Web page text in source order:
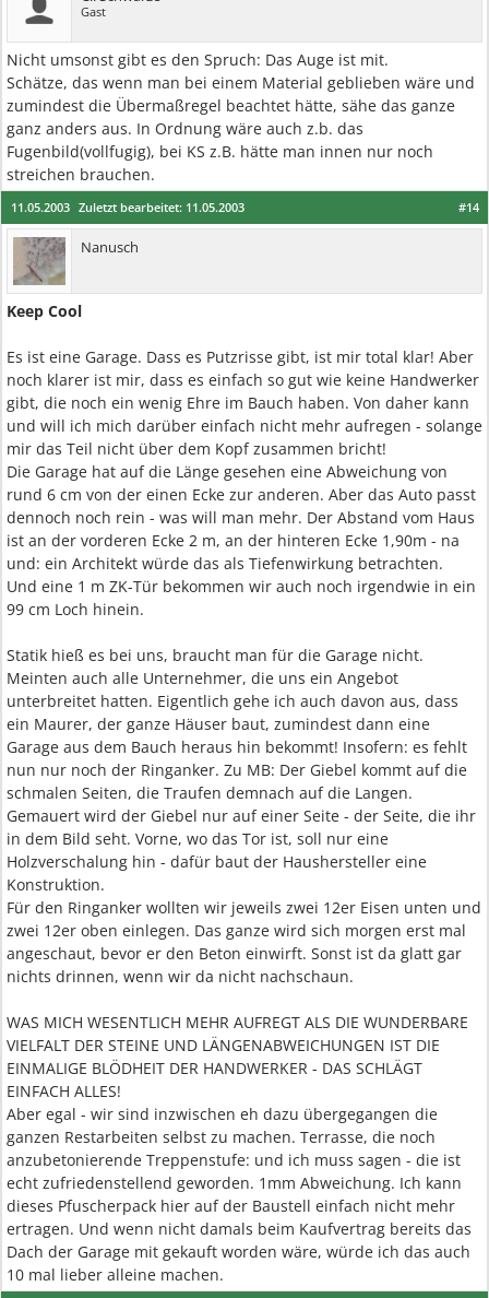
Gast
Nicht umsonst gibt es den Spruch: Das Auge ist mit.
Schätze, das wenn man bei einem Material geblieben wäre und
zumindest die Übermaßregel beachtet hätte, sähe das ganze
ganz anders aus. In Ordnung wäre auch z.b. das
Fugenbild(vollfugig), bei KS z.B. hätte man innen nur noch
streichen brauchen.
#14
11.05.2003 Zuletzt bearbeitet: 11.05.2003
Nanusch
Keep Cool
Es ist eine Garage. Dass es Putzrisse gibt, ist mir total klar! Aber
noch klarer ist mir, dass es einfach so gut wie keine Handwerker
gibt, die noch ein wenig Ehre im Bauch haben. Von daher kann
und will ich mich darüber einfach nicht mehr aufregen - solange
mir das Teil nicht über dem Kopf zusammen bricht!
Die Garage hat auf die Länge gesehen eine Abweichung von
rund 6 cm von der einen Ecke zur anderen. Aber das Auto passt
dennoch noch rein - was will man mehr. Der Abstand vom Haus
ist an der vorderen Ecke 2 m, an der hinteren Ecke 1,90m - na
und: ein Architekt würde das als Tiefenwirkung betrachten.
Und eine 1 m ZK-Tür bekommen wir auch noch irgendwie in ein
99 cm Loch hinein.
Statik hieß es bei uns, braucht man für die Garage nicht.
Meinten auch alle Unternehmer, die uns ein Angebot
unterbreitet hatten. Eigentlich gehe ich auch davon aus, dass
ein Maurer, der ganze Häuser baut, zumindest dann eine
Garage aus dem Bauch heraus hin bekommt! Insofern: es fehlt
nun nur noch der Ringanker. Zu MB: Der Giebel kommt auf die
schmalen Seiten, die Traufen demnach auf die Langen.
Gemauert wird der Giebel nur auf einer Seite - der Seite, die ihr
in dem Bild seht. Vorne, wo das Tor ist, soll nur eine
Holzverschalung hin - dafür baut der Haushersteller eine
Konstruktion.
Für den Ringanker wollten wir jeweils zwei 12er Eisen unten und
zwei 12er oben einlegen. Das ganze wird sich morgen erst mal
angeschaut, bevor er den Beton einwirft. Sonst ist da glatt gar
nichts drinnen, wenn wir da nicht nachschaun.
WAS MICH WESENTLICH MEHR AUFREGT ALS DIE WUNDERBARE
VIELFALT DER STEINE UND LÄNGENABWEICHUNGEN IST DIE
EINMALIGE BLÖDHEIT DER HANDWERKER - DAS SCHLÄGT
EINFACH ALLES!
Aber egal - wir sind inzwischen eh dazu übergegangen die
ganzen Restarbeiten selbst zu machen. Terrasse, die noch
anzubetonierende Treppenstufe: und ich muss sagen - die ist
echt zufriedenstellend geworden. 1mm Abweichung. Ich kann
dieses Pfuscherpack hier auf der Baustell einfach nicht mehr
ertragen. Und wenn nicht damals beim Kaufvertrag bereits das
Dach der Garage mit gekauft worden wäre, würde ich das auch
10 mal lieber alleine machen.